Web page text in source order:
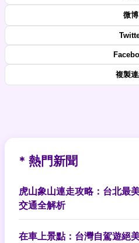
微博
複製
* 熱門新聞
虎山象山連走攻略：台北最
交通全解析
在車上景點：台灣自駕遊絕